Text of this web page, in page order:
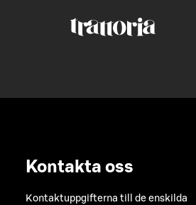
Kontakta oss
Kontaktuppgifterna till de enskilda